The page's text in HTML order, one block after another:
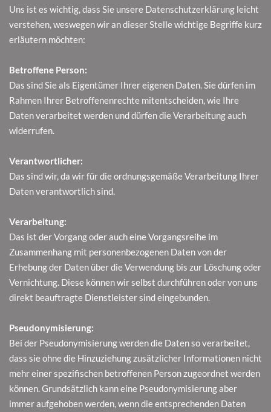
Uns ist es wichtig, dass Sie unsere Datenschutzerklärung leicht
verstehen, weswegen wir an dieser Stelle wichtige Begriffe kurz
erläutern möchten:
Betroffene Person:
Das sind Sie als Eigentümer Ihrer eigenen Daten. Sie dürfen im
Rahmen Ihrer Betroffenenrechte mitentscheiden, wie Ihre
Daten verarbeitet werden und dürfen die Verarbeitung auch
widerrufen.
Verantwortlicher:
Das sind wir, da wir für die ordnungsgemäße Verarbeitung Ihrer
Daten verantwortlich sind.
Verarbeitung:
Das ist der Vorgang oder auch eine Vorgangsreihe im
Zusammenhang mit personenbezogenen Daten von der
Erhebung der Daten über die Verwendung bis zur Löschung oder
Vernichtung. Diese können wir selbst durchführen oder von uns
direkt beauftragte Dienstleister sind eingebunden.
Pseudonymisierung:
Bei der Pseudonymisierung werden die Daten so verarbeitet,
dass sie ohne die Hinzuziehung zusätzlicher Informationen nicht
mehr einer spezifischen betroffenen Person zugeordnet werden
können. Grundsätzlich kann eine Pseudonymisierung aber
immer aufgehoben werden, wenn die entsprechenden Daten